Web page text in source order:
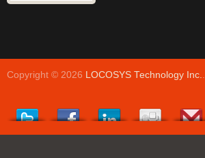
Copyright © 2026 LOCOSYS Technology Inc.